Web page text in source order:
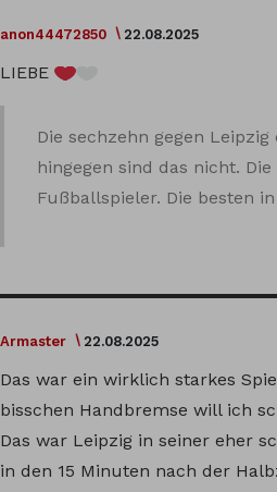
anon44472850 22.08.2025
LIEBE
Die sechzehn gegen
hingegen sind das nicht.
Fußballspieler. Die besten
Armaster 22.08.2025
Das war ein wirklich starkes
bisschen Handbremse will ich
Das war Leipzig in seiner eher
in den 15 Minuten nach der